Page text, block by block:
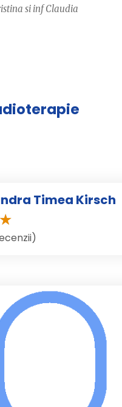
si inf Claudia
Timea Kirsch